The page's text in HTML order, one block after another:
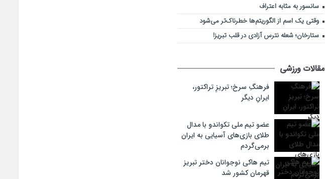
سانسور به مثابه اعتراف
وقتی یک اسم از الگوریتم‌ها خطرناک‌تر می‌شود
ستارخان؛ شعله نترس آزادی در قلب تبریز!
مقالات ورزشی
فرهنگِ سرخ؛ تبریزِ تراکتور،
ایرانِ دیگر
عضو تیم ملی تکواندو با مدال
طلای بازی‌های آسیایی به ایران
برمی‌گردم
تیم هاکی نوجوانان دختر تبریز
قهرمان کشور شد